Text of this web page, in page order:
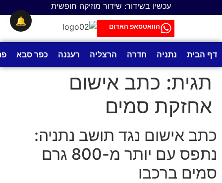
עכשיו בשידור: שידור מוזיקה חופשית
הוואטסאפ האדום
דף הבית נתניה חדרה הרצליה רעננה כפר סבא
תגית: כתב אישום
אחזקת סמים
כתב אישום נגד תושב נתניה:
נתפס עם יותר מ-800 גרם
סמים ברכבו
🔔